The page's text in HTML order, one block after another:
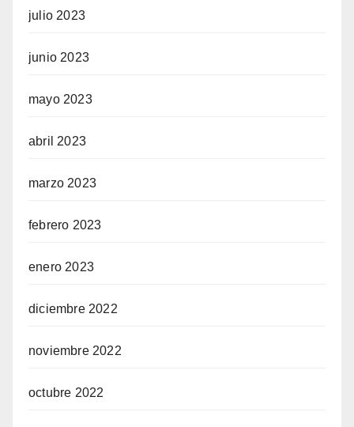
julio 2023
junio 2023
mayo 2023
abril 2023
marzo 2023
febrero 2023
enero 2023
diciembre 2022
noviembre 2022
octubre 2022